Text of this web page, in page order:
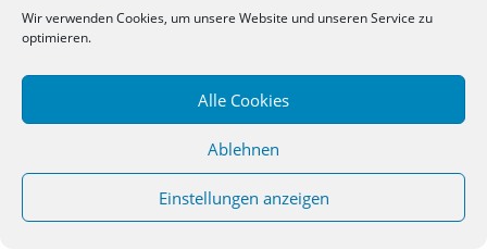
Wir verwenden Cookies, um unsere Website und unseren Service zu
optimieren.
Alle Cookies
Ablehnen
Einstellungen anzeigen
wordpress